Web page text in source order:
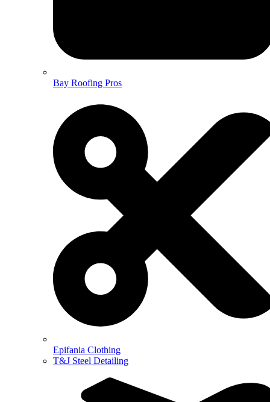
Bay Roofing Pros
Epifania Clothing
T&J Steel Detailing